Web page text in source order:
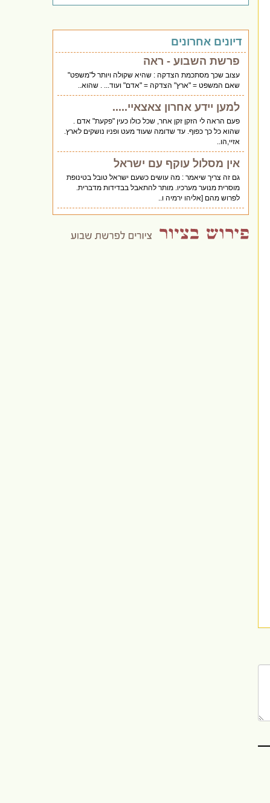
דיונים אחרונים
פרשת השבוע - ראה
עצוב שכך מסתכמת הצדקה : שהיא שקולה ויותר ל"משפט"
שאם המשפט = "ארץ" הצדקה = "אדם" ועוד... . שהוא..
למען יידע אחרון צאצאיי.....
פעם הראה לי הזקן זקן אחר, שכל כולו כעין "פקעת" אדם .
שהוא כל כך כפוף. עד שדומה שעוד מעט ופניו נושקים לארץ.
אזיי,הו..
אין מסלול עוקף עם ישראל
גם זה צריך שיאמר : מה עושים כשעם ישראל טובל בטינופת
מוסרית מנוער מערכיו. מותר להתאבל בבדידות מדברית.
לפרוש מהם [אליהו ירמיה ו..